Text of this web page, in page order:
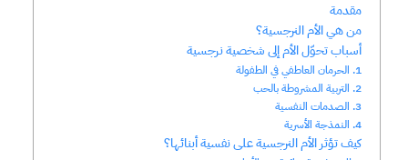
مقدمة
من هي الأم النرجسية؟
أسباب تحوّل الأم إلى شخصية نرجسية
1. الحرمان العاطفي في الطفولة
2. التربية المشروطة بالحب
3. الصدمات النفسية
4. النمذجة الأسرية
كيف تؤثر الأم النرجسية على نفسية أبنائها؟